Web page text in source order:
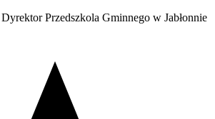
Przedszkola Gminnego w Jabłonnie